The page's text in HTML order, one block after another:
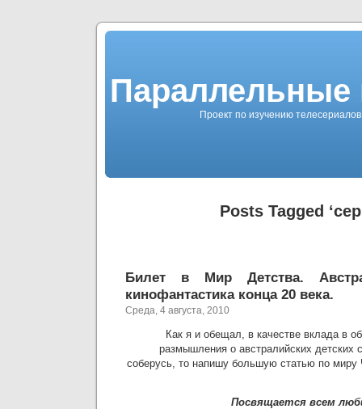
Проект по изучению
Posts Tagged
Билет в Мир Детства.
кинофантастика конца 20 века.
Среда, 4 августа, 2010
Как я и обещал, в качестве вклада в
размышления о австралийских детских
соберусь, то напишу большую статью по
Посвящается всем